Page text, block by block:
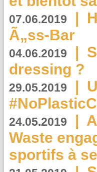
07.06.2019 |
Ã„ss-Bar
04.06.2019 |
dressing ?
29.05.2019 |
24.05.2019 |
Waste
sportifs à